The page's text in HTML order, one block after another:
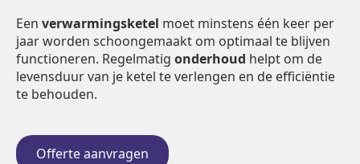
Een verwarmingsketel moet minstens één keer per
jaar worden schoongemaakt om optimaal te blijven
functioneren. Regelmatig onderhoud helpt om de
levensduur van je ketel te verlengen en de efficiëntie
te behouden.
Offerte aanvragen